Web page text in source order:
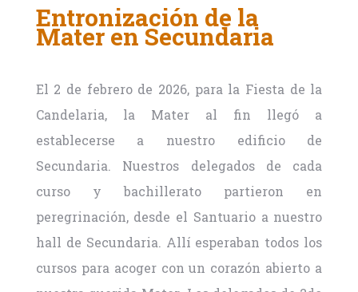
Entronización de la
Mater en Secundaria
El 2 de febrero de 2026, para la Fiesta de la
Candelaria, la Mater al fin llegó a
establecerse a nuestro edificio de
Secundaria. Nuestros delegados de cada
curso y bachillerato partieron en
peregrinación, desde el Santuario a nuestro
hall de Secundaria. Allí esperaban todos los
cursos para acoger con un corazón abierto a